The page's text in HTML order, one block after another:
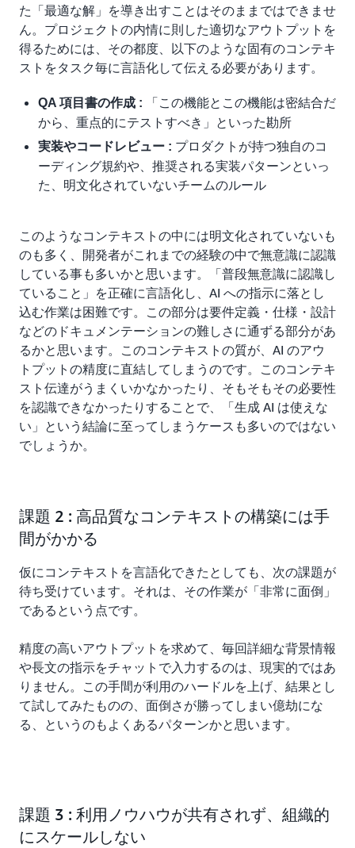
た「最適な解」を導き出すことはそのままではできませ
ん。プロジェクトの内情に則した適切なアウトプットを
得るためには、その都度、以下のような固有のコンテキ
ストをタスク毎に言語化して伝える必要があります。
QA 項目書の作成 :
「この機能とこの機能は密結合だ
から、重点的にテストすべき」といった勘所
実装やコードレビュー : プロダクトが持つ独自のコ
ーディング規約や、推奨される実装パターンといっ
た、明文化されていないチームのルール
このようなコンテキストの中には明文化されていないも
のも多く、開発者がこれまでの経験の中で無意識に認識
している事も多いかと思います。「普段無意識に認識し
ていること」を正確に言語化し、AI への指示に落とし
込む作業は困難です。この部分は要件定義・仕様・設計
などのドキュメンテーションの難しさに通ずる部分があ
るかと思います。このコンテキストの質が、AI のアウ
トプットの精度に直結してしまうのです。このコンテキ
スト伝達がうまくいかなかったり、そもそもその必要性
を認識できなかったりすることで、「生成 AI は使えな
い」という結論に至ってしまうケースも多いのではない
でしょうか。
課題 2 : 高品質なコンテキストの構築には手
間がかかる
仮にコンテキストを言語化できたとしても、次の課題が
待ち受けています。それは、その作業が「非常に面倒」
であるという点です。
精度の高いアウトプットを求めて、毎回詳細な背景情報
や長文の指示をチャットで入力するのは、現実的ではあ
りません。この手間が利用のハードルを上げ、結果とし
て試してみたものの、面倒さが勝ってしまい億劫にな
る、というのもよくあるパターンかと思います。
課題 3 : 利用ノウハウが共有されず、組織的
にスケールしない